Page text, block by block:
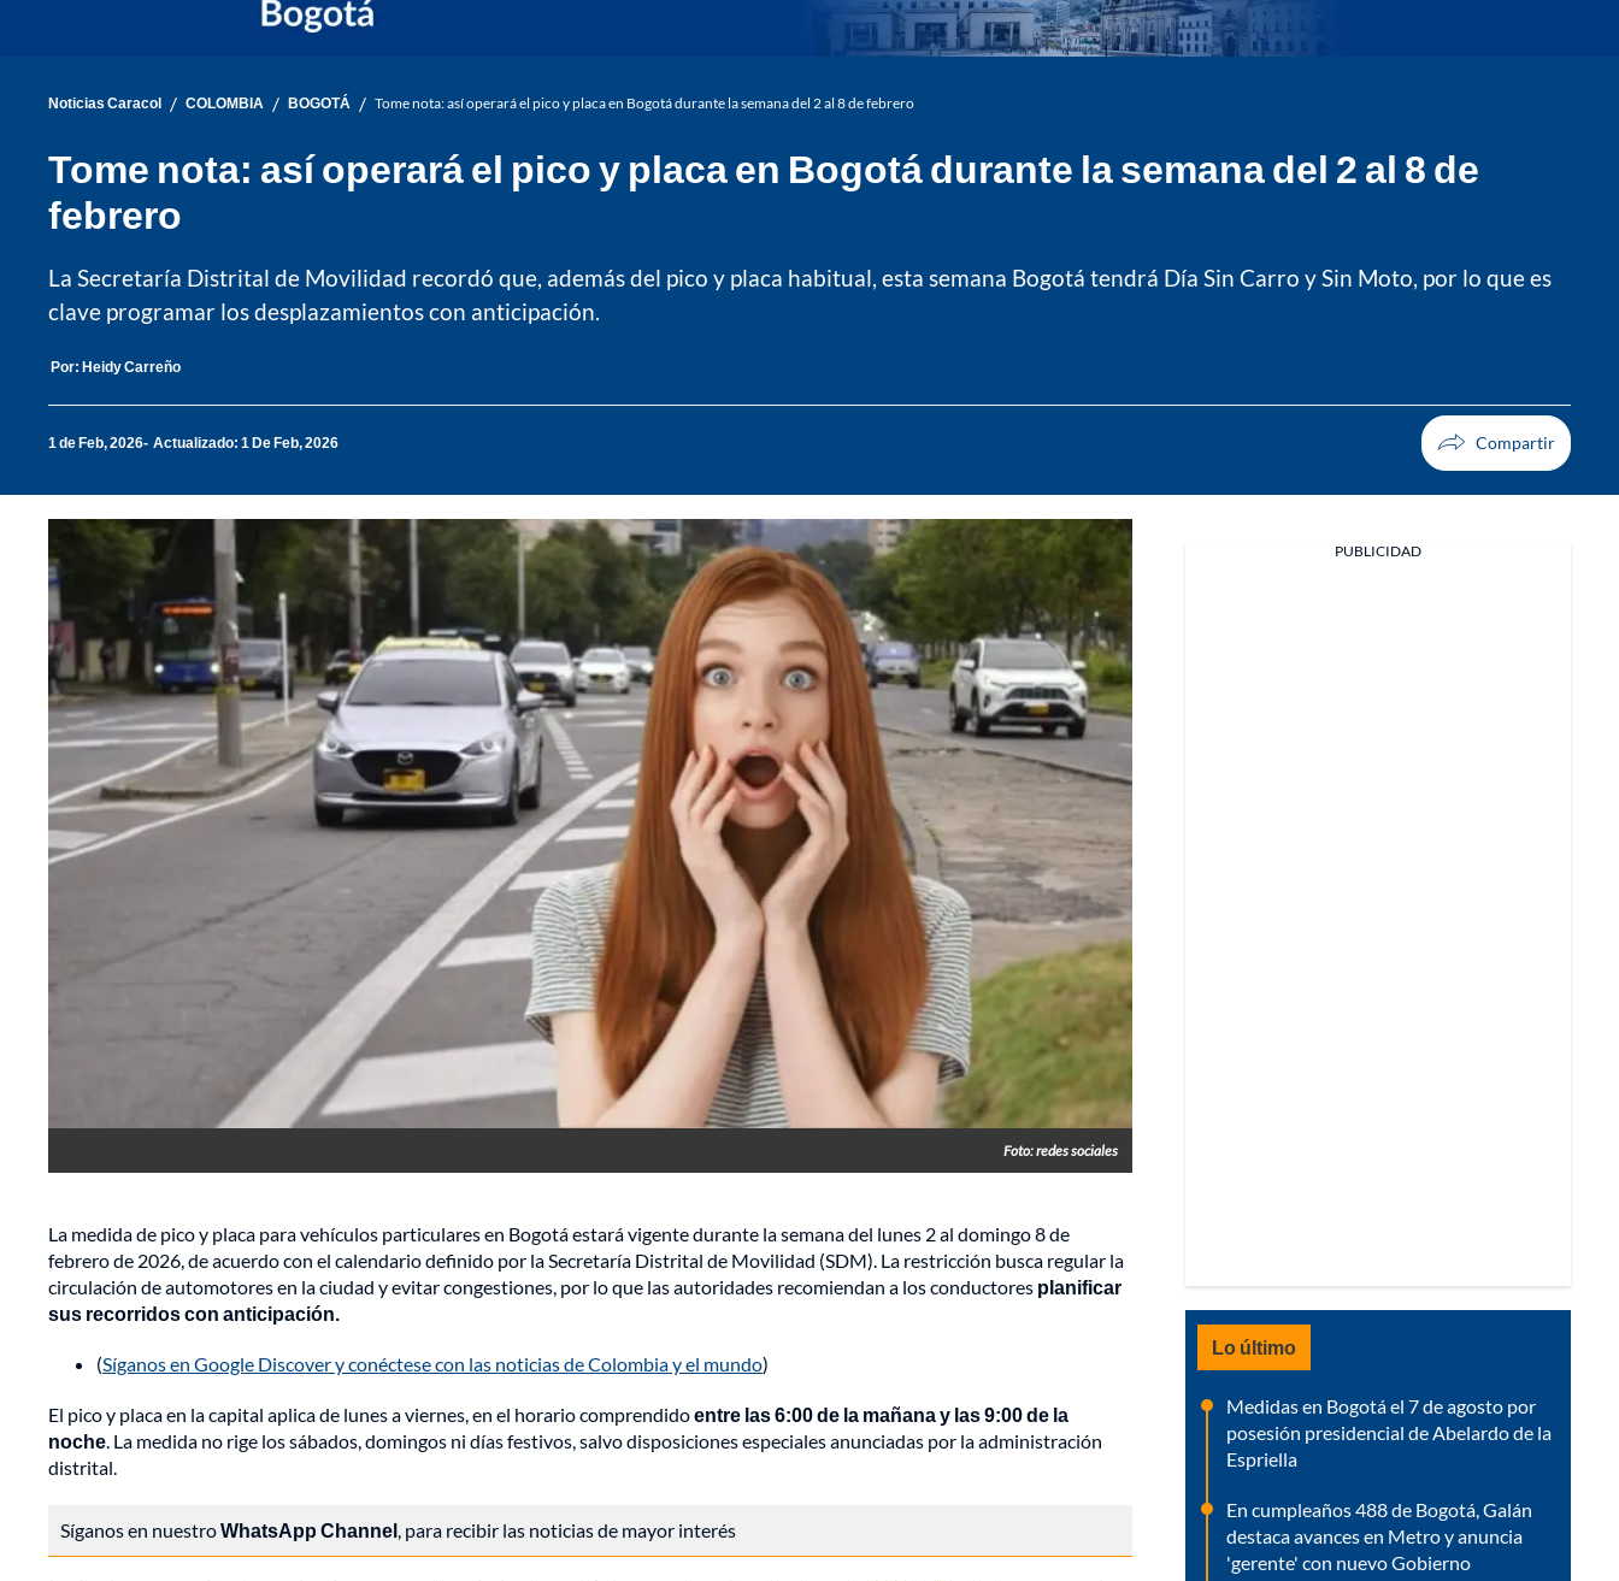
Noticias Caracol / COLOMBIA / BOGOTÁ / Tome nota: así operará el pico y placa en Bogotá durante la semana del 2 al 8 de febrero
Tome nota: así operará el pico y placa en Bogotá durante la semana del 2 al 8 de
febrero
La Secretaría Distrital de Movilidad recordó que, además del pico y placa habitual, esta semana Bogotá tendrá Día Sin Carro y Sin Moto, por lo que es
clave programar los desplazamientos con anticipación.
Por: Heidy Carreño
1 de Feb, 2026 Actualizado: 1 De Feb, 2026
Foto: redes sociales
La medida de pico y placa para vehículos particulares en Bogotá estará vigente durante la semana del lunes 2 al domingo 8 de
febrero de 2026, de acuerdo con el calendario definido por la Secretaría Distrital de Movilidad (SDM). La restricción busca regular la
circulación de automotores en la ciudad y evitar congestiones, por lo que las autoridades recomiendan a los conductores planificar
sus recorridos con anticipación.
(Síganos en Google Discover y conéctese con las noticias de Colombia y el mundo)
El pico y placa en la capital aplica de lunes a viernes, en el horario comprendidoentre las 6:00 de la mañana y las 9:00 de la
noche. La medida no rige los sábados, domingos ni días festivos, salvo disposiciones especiales anunciadas por la administración
distrital.
Síganos en nuestroWhatsApp Channel, para recibir las noticias de mayor interés
PUBLICIDAD
Lo último
Medidas en Bogotá el 7 de agosto por
posesión presidencial de Abelardo de la
Espriella
En cumpleaños 488 de Bogotá, Galán
destaca avances en Metro y anuncia
'gerente' con nuevo Gobierno